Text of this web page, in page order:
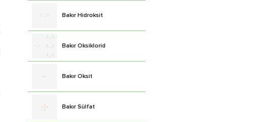
Bakır Hidroksit
Bakır Oksiklorid
Bakır Oksit
Bakır Sülfat